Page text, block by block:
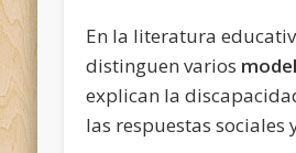
En la literatura
distinguen varios
explican la
las respuestas sociales